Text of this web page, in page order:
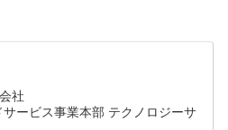
社
サービス事業本部 テクノロジーサ